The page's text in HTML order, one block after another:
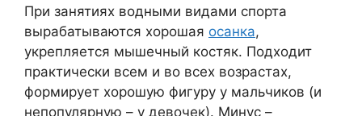
При занятиях водными видами спорта
вырабатываются хорошая осанка,
укрепляется мышечный костяк. Подходит
практически всем и во всех возрастах,
формирует хорошую фигуру у мальчиков (и
непопулярную – у девочек). Минус –